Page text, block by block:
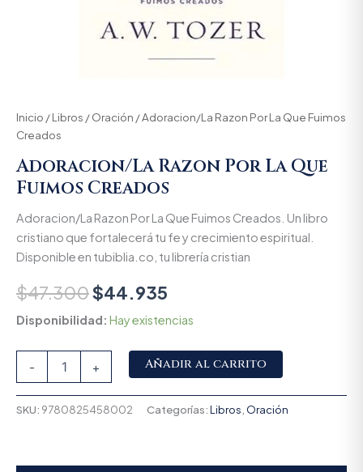
Inicio /Libros /Oración / Adoracion/La Razon Por La Que Fuimos
Creados
Adoracion/La Razon Por La Que
Fuimos Creados
Adoracion/La Razon Por La Que Fuimos Creados. Un libro
cristiano que fortalecerá tu fe y crecimiento espiritual.
Disponible en tubiblia.co, tu librería cristian
$47.300$44.935
Disponibilidad: Hay existencias
- + Añadir al carrito
SKU: 9780825458002 Categorías:Libros Oración